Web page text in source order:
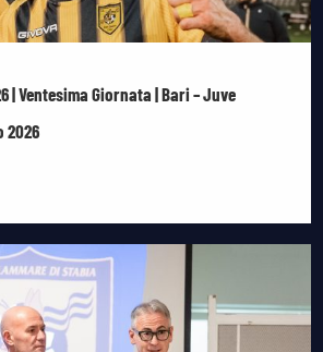
| Ventesima Giornata | Bari – Juve
2026